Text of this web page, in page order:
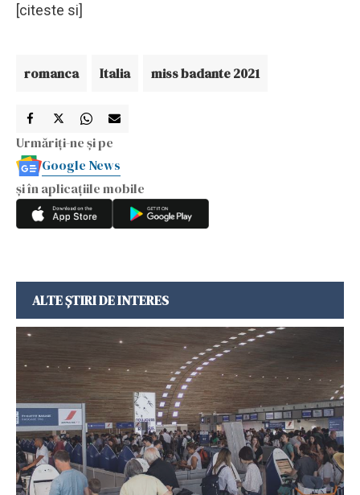
[citeste si]
romanca Italia miss badante 2021
Urmăriți-ne și pe
Google News
și în aplicațiile mobile
ALTE ȘTIRI DE INTERES